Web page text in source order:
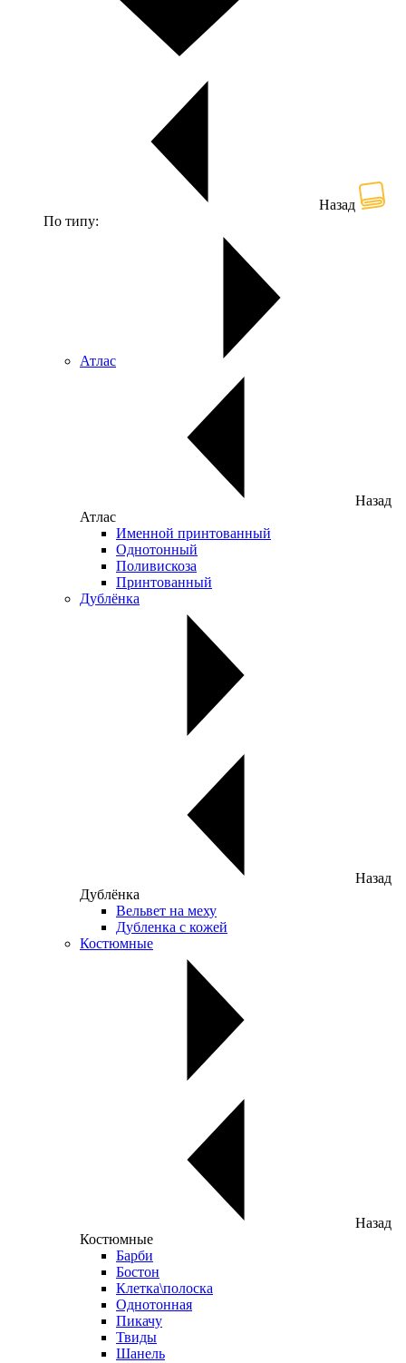
Назад
По типу:
Атлас
Назад
Атлас
Именной принтованный
Однотонный
Поливискоза
Принтованный
Дублёнка
Назад
Дублёнка
Вельвет на меху
Дубленка с кожей
Костюмные
Назад
Костюмные
Барби
Бостон
Клетка\полоска
Однотонная
Пикачу
Твиды
Шанель